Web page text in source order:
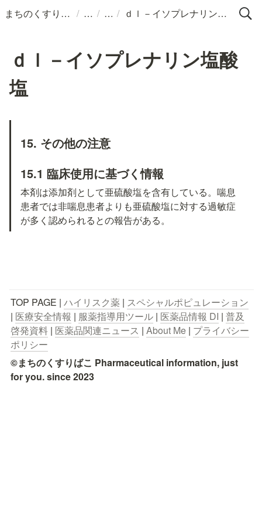
まちのくすりばこ / / / ｄｌ－イソプレナリン塩酸塩
ｄｌ－イソプレナリン塩酸
塩
15. その他の注意
15.1 臨床使用に基づく情報
本剤は添加剤として亜硫酸塩を含有している。喘息
患者では非喘息患者よりも亜硫酸塩に対する過敏症
が多く認められるとの報告がある。
TOP PAGE | ハイリスク薬 | スペシャルポピュレーション
| 医療安全情報 | 服薬指導用ツール | 医薬品情報 DI | 普及
啓発資料 | 医薬品関連ニュース | About Me | プライバシー
ポリシー
©まちのくすりばこ Pharmaceutical information, just
for you. since 2023